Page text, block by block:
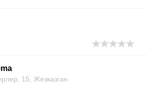
15, Жезказган